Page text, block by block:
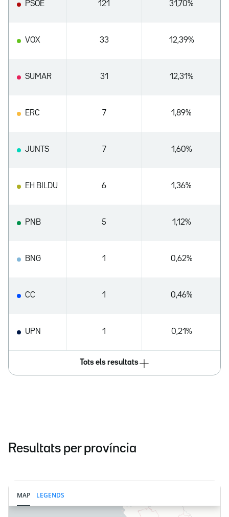
PSOE 121 31,70%
VOX 33 12,39%
SUMAR 31 12,31%
ERC 7 1,89%
JUNTS 7 1,60%
EH BILDU 6 1,36%
PNB 5 1,12%
BNG 1 0,62%
CC 1 0,46%
UPN 1 0,21%
Tots els resultats
Resultats per província